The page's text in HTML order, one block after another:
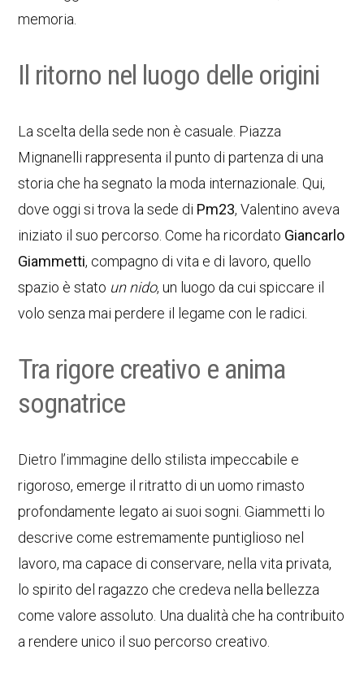
memoria.
Il ritorno nel luogo delle origini
La scelta della sede non è casuale. Piazza
Mignanelli rappresenta il punto di partenza di una
storia che ha segnato la moda internazionale. Qui,
dove oggi si trova la sede di Pm23, Valentino aveva
iniziato il suo percorso. Come ha ricordato Giancarlo
Giammetti, compagno di vita e di lavoro, quello
spazio è stato un nido, un luogo da cui spiccare il
volo senza mai perdere il legame con le radici.
Tra rigore creativo e anima
sognatrice
Dietro l’immagine dello stilista impeccabile e
rigoroso, emerge il ritratto di un uomo rimasto
profondamente legato ai suoi sogni. Giammetti lo
descrive come estremamente puntiglioso nel
lavoro, ma capace di conservare, nella vita privata,
lo spirito del ragazzo che credeva nella bellezza
come valore assoluto. Una dualità che ha contribuito
a rendere unico il suo percorso creativo.